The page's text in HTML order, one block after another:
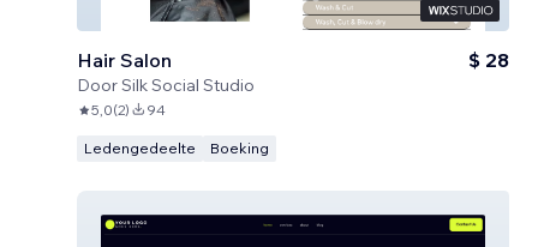
Hair Salon
DoorSilk Social Studio
$ 28
5,0(2) 94
Ledengedeelte Boeking